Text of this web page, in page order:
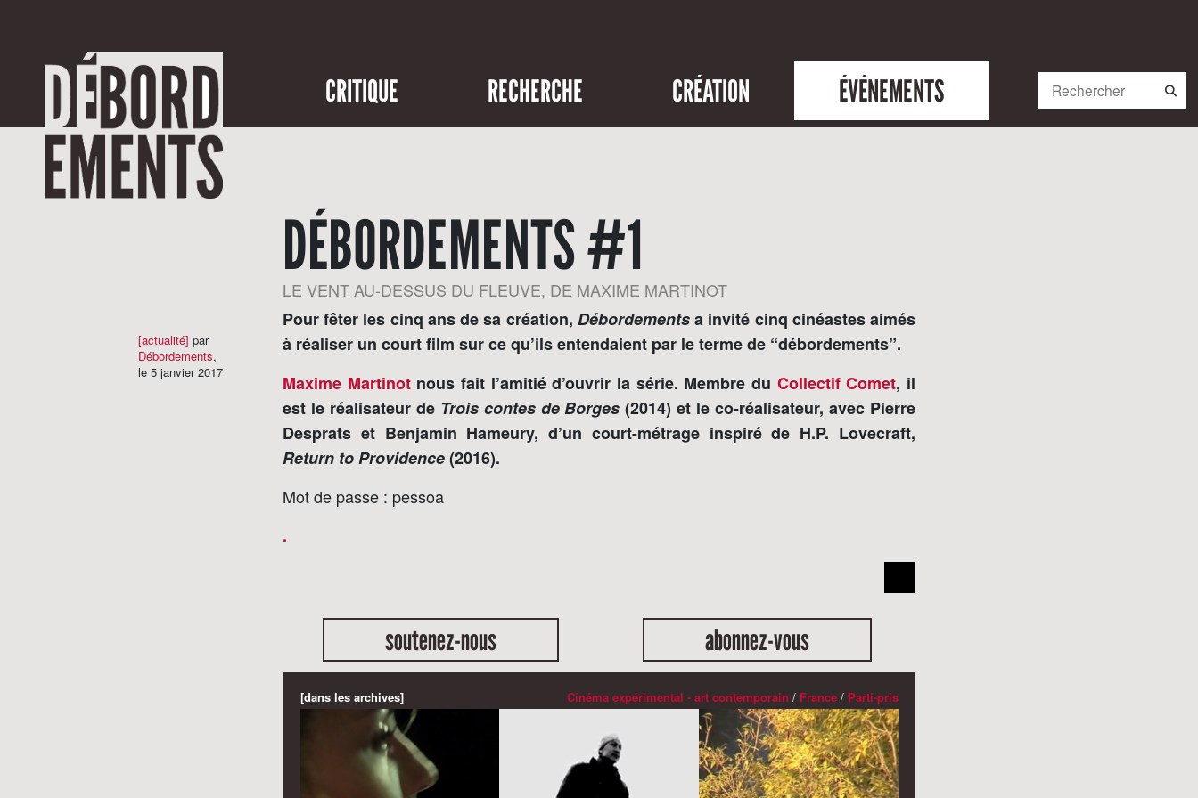
CRITIQUE RECHERCHE CRÉATION ÉVÉNEMENTS
DÉBORDEMENTS #1
LE VENT AU-DESSUS DU FLEUVE, DE MAXIME MARTINOT
[actualité] par
Débordements,
le 5 janvier 2017
Pour fêter les cinq ans de sa création, Débordementsa invité cinq cinéastes aimés
à réaliser un court film sur ce qu’ils entendaient par le terme de “débordements”.
Maxime Martinotnous fait l’amitié d’ouvrir la série. Membre du Collectif Comet, il
est le réalisateur de Trois contes de Borges (2014) et le co-réalisateur, avec Pierre
Desprats et Benjamin Hameury, d’un court-métrage inspiré de H.P. Lovecraft,
Return to Providence(2016).
Mot de passe : pessoa
.
soutenez-nous abonnez-vous
[dans les archives] Cinéma expérimental - art contemporain / France/ Parti-pris